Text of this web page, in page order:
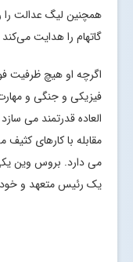
همچنین لیگ عدالت
گاتهام را هدایت
اگرچه او هیچ ظرفیت
فیزیکی و جنگی و
العاده قدرتمند می
مقابله با کارهای
می دارد. بروس وین
یک رئیس متعهد و